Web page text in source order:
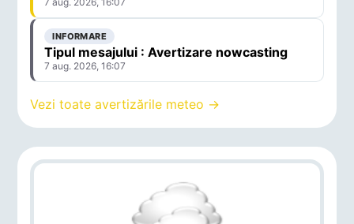
INFORMARE
Tipul mesajului : Avertizare nowcasting
7 aug. 2026, 16:07
Vezi toate avertizările meteo →